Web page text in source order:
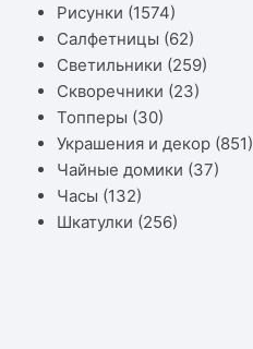
Рисунки (1574)
Салфетницы (62)
Светильники (259)
Скворечники (23)
Топперы (30)
Украшения и декор (851)
Чайные домики (37)
Часы (132)
Шкатулки (256)